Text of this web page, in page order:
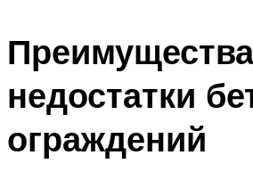
недостатки
ограждений